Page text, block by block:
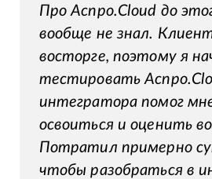
Про Аспро.Cloud до
вообще не знал.
восторге, поэтому я
тестировать
интегратора помог
освоиться и оценить
Потратил примерно
чтобы разобраться в